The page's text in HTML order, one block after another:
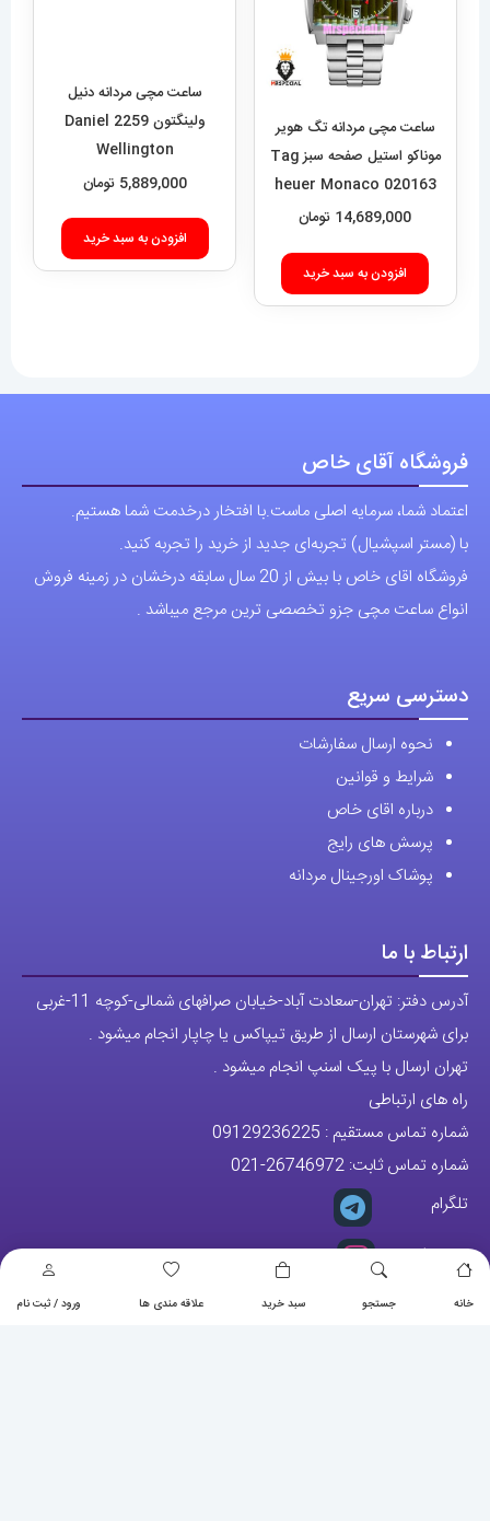
خانه جستجو سبد خرید علاقه مندی ها ورود / ثبت نام
ساعت مچی مردانه تگ هویر
موناکو استیل صفحه سبز Tag
heuer Monaco 020163
14,689,000 تومان
افزودن به سبد خرید
5,889,000تومان
افزودن به سبد خرید
فروشگاه آقای خاص
اعتماد شما، سرمایه اصلی ماست.با افتخار درخدمت شما هستیم.
با (مستر اسپشیال) تجربه‌ای جدید از خرید را تجربه کنید.
فروشگاه اقای خاص با بیش از 20 سال سابقه درخشان در زمینه فروش
انواع ساعت مچی جزو تخصصی ترین مرجع میباشد .
دسترسی سریع
نحوه ارسال سفارشات
شرایط و قوانین
درباره اقای خاص
پرسش های رایج
پوشاک اورجینال مردانه
ارتباط با ما
آدرس دفتر: تهران-سعادت آباد-خیابان صرافهای شمالی-کوچه 11-غربی
برای شهرستان ارسال از طریق تیپاکس یا چاپار انجام میشود .
تهران ارسال با پیک اسنپ انجام میشود .
راه های ارتباطی
شماره تماس مستقیم : 09129236225
شماره تماس ثابت: 26746972
-021
تلگرام
پیج ساعت